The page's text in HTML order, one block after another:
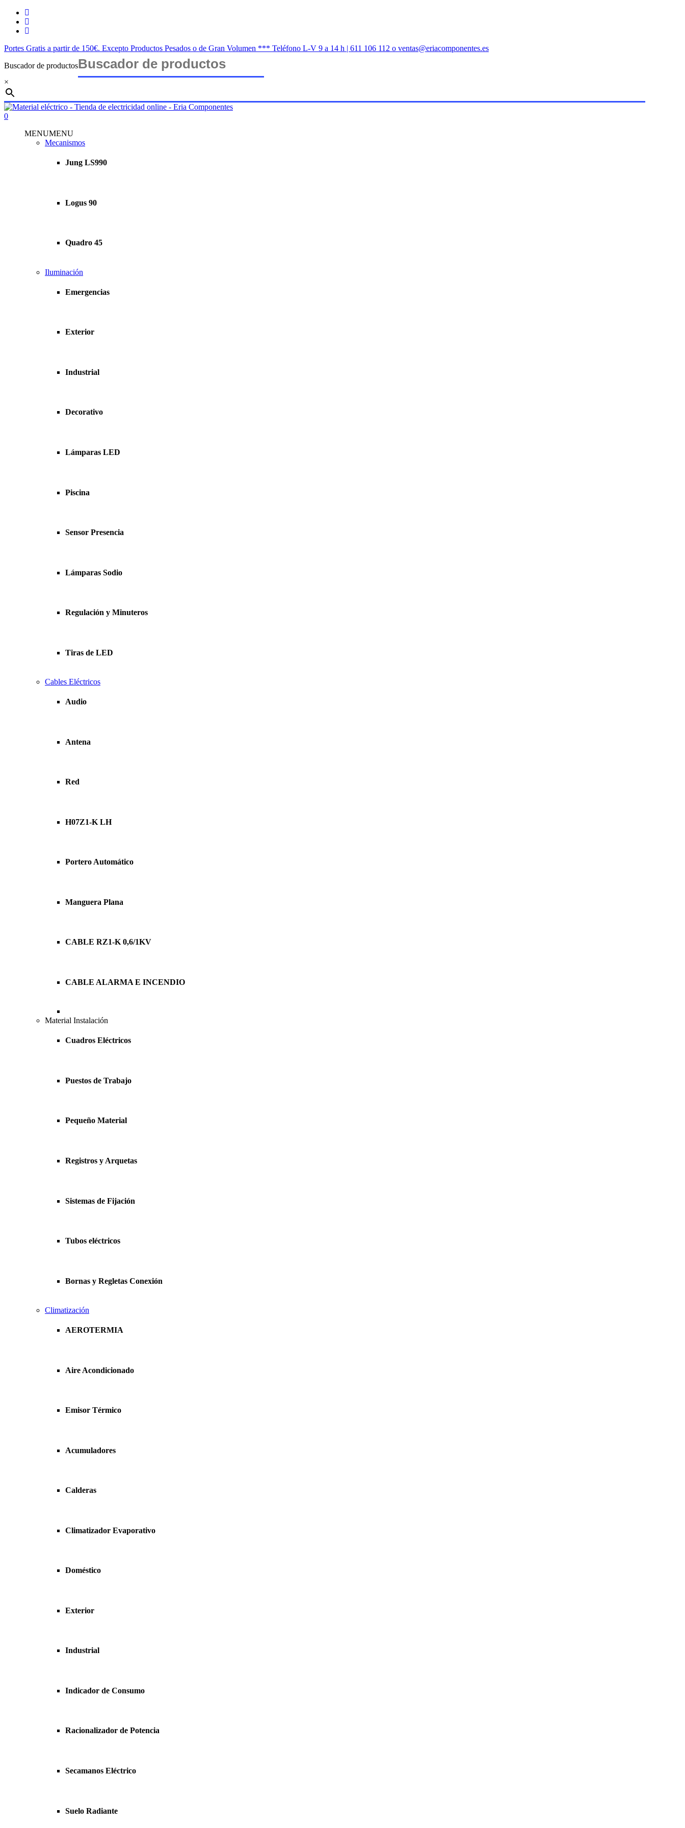
Saltar
contenido
twitter
facebook
instagram
Portes Gratis a partir de 150€. Excepto Productos Pesados o de Gran Volumen *** Teléfono L-V 9 a 14 h | 611 106 112 o ventas@eriacomponentes.es
Buscador de productos
×
Cerrar
búsqueda
buscar
account
0
MENUMENU
Mecanismos
Jung LS990
Logus 90
Quadro 45
Iluminación
Emergencias
Exterior
Industrial
Decorativo
Lámparas LED
Piscina
Sensor Presencia
Lámparas Sodio
Regulación y Minuteros
Tiras de LED
Cables Eléctricos
Audio
Antena
Red
H07Z1-K LH
Portero Automático
Manguera Plana
CABLE RZ1-K 0,6/1KV
CABLE ALARMA E INCENDIO
Material Instalación
Cuadros Eléctricos
Puestos de Trabajo
Pequeño Material
Registros y Arquetas
Sistemas de Fijación
Tubos eléctricos
Bornas y Regletas Conexión
Climatización
AEROTERMIA
Aire Acondicionado
Emisor Térmico
Acumuladores
Calderas
Climatizador Evaporativo
Doméstico
Exterior
Industrial
Indicador de Consumo
Racionalizador de Potencia
Secamanos Eléctrico
Suelo Radiante